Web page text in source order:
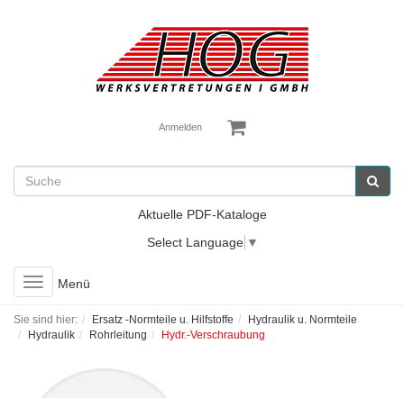
Anmelden
Aktuelle PDF-Kataloge
Select Language ▼
Toggle
navigation
Menü
Sie sind hier: Ersatz -Normteile u. Hilfstoffe
Hydraulik u. Normteile
Hydraulik
Rohrleitung Hydr.-Verschraubung